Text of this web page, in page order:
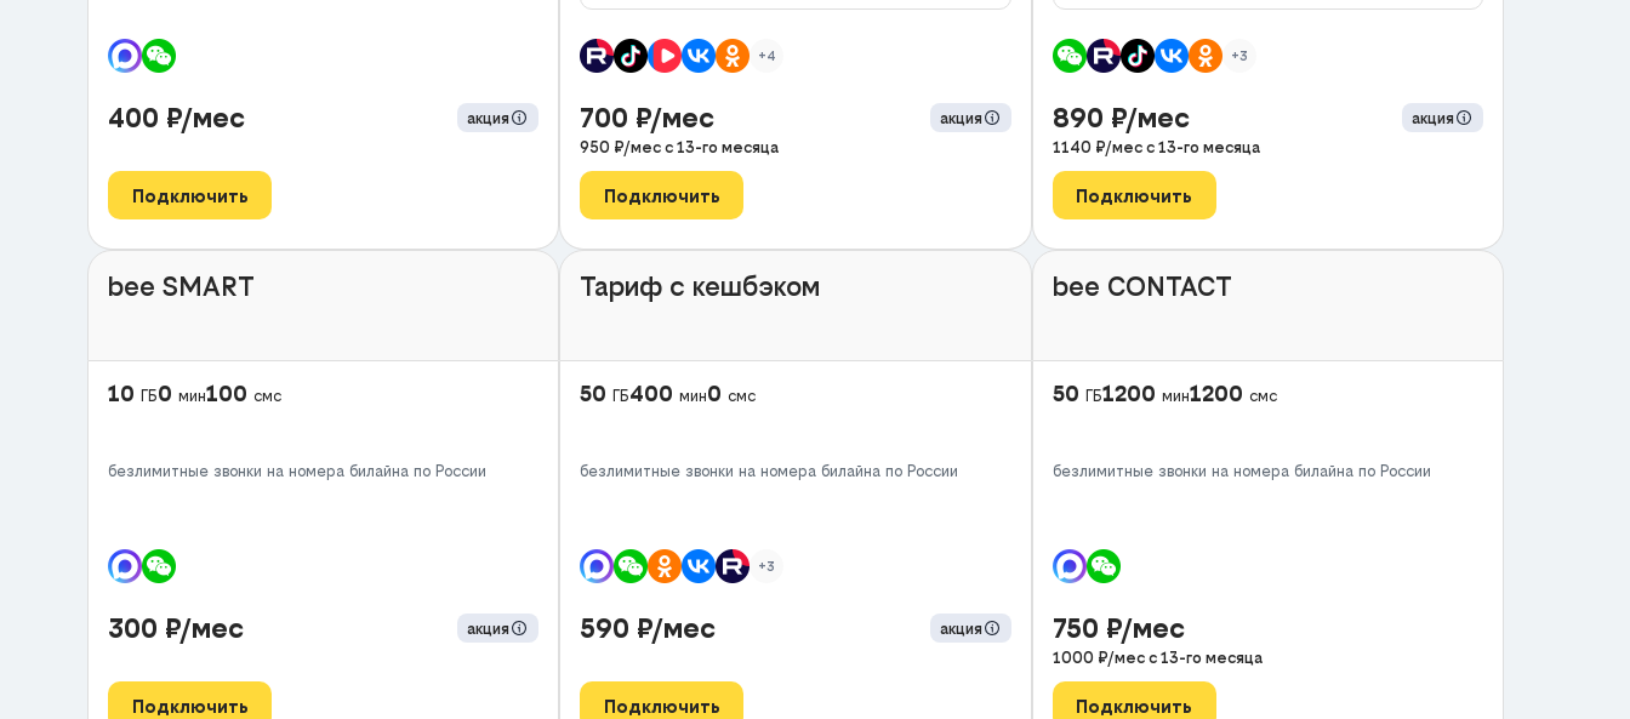
400 ₽/мес акция
Подключить
+4
700 ₽/мес
акция
950 ₽/мес с13-го месяца
Подключить
+3
890 ₽/мес
акция
1140 ₽/мес с 13-го месяца
Подключить
bee SMART
10 ГБ0 мин100 смс
безлимитные звонки на номера билайна по России
300 ₽/мес акция
Подключить
Тариф с кешбэком
50 ГБ400 мин0 смс
безлимитные звонки на номера билайна по России
+3
590 ₽/мес акция
Подключить
bee CONTACT
50 ГБ1200 мин1200 смс
безлимитные звонки на номера билайна по России
750 ₽/мес
1000 ₽/мес с 13-го месяца
Подключить